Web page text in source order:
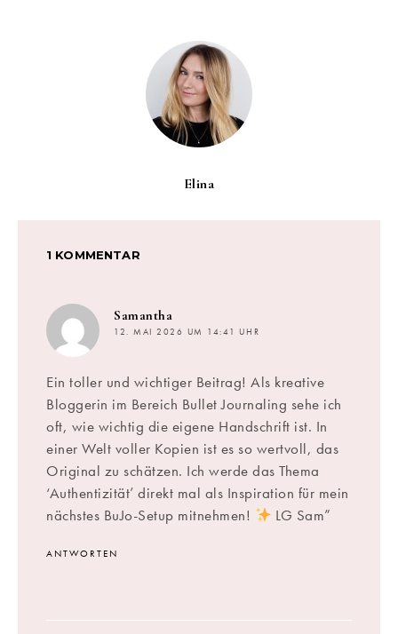
Elina
1 KOMMENTAR
Samantha
12. MAI 2026 UM 14:41 UHR
Ein toller und wichtiger Beitrag! Als kreative
Bloggerin im Bereich Bullet Journaling sehe ich
oft, wie wichtig die eigene Handschrift ist. In
einer Welt voller Kopien ist es so wertvoll, das
Original zu schätzen. Ich werde das Thema
‘Authentizität’ direkt mal als Inspiration für mein
nächstes BuJo-Setup mitnehmen!
LG Sam”
ANTWORTEN